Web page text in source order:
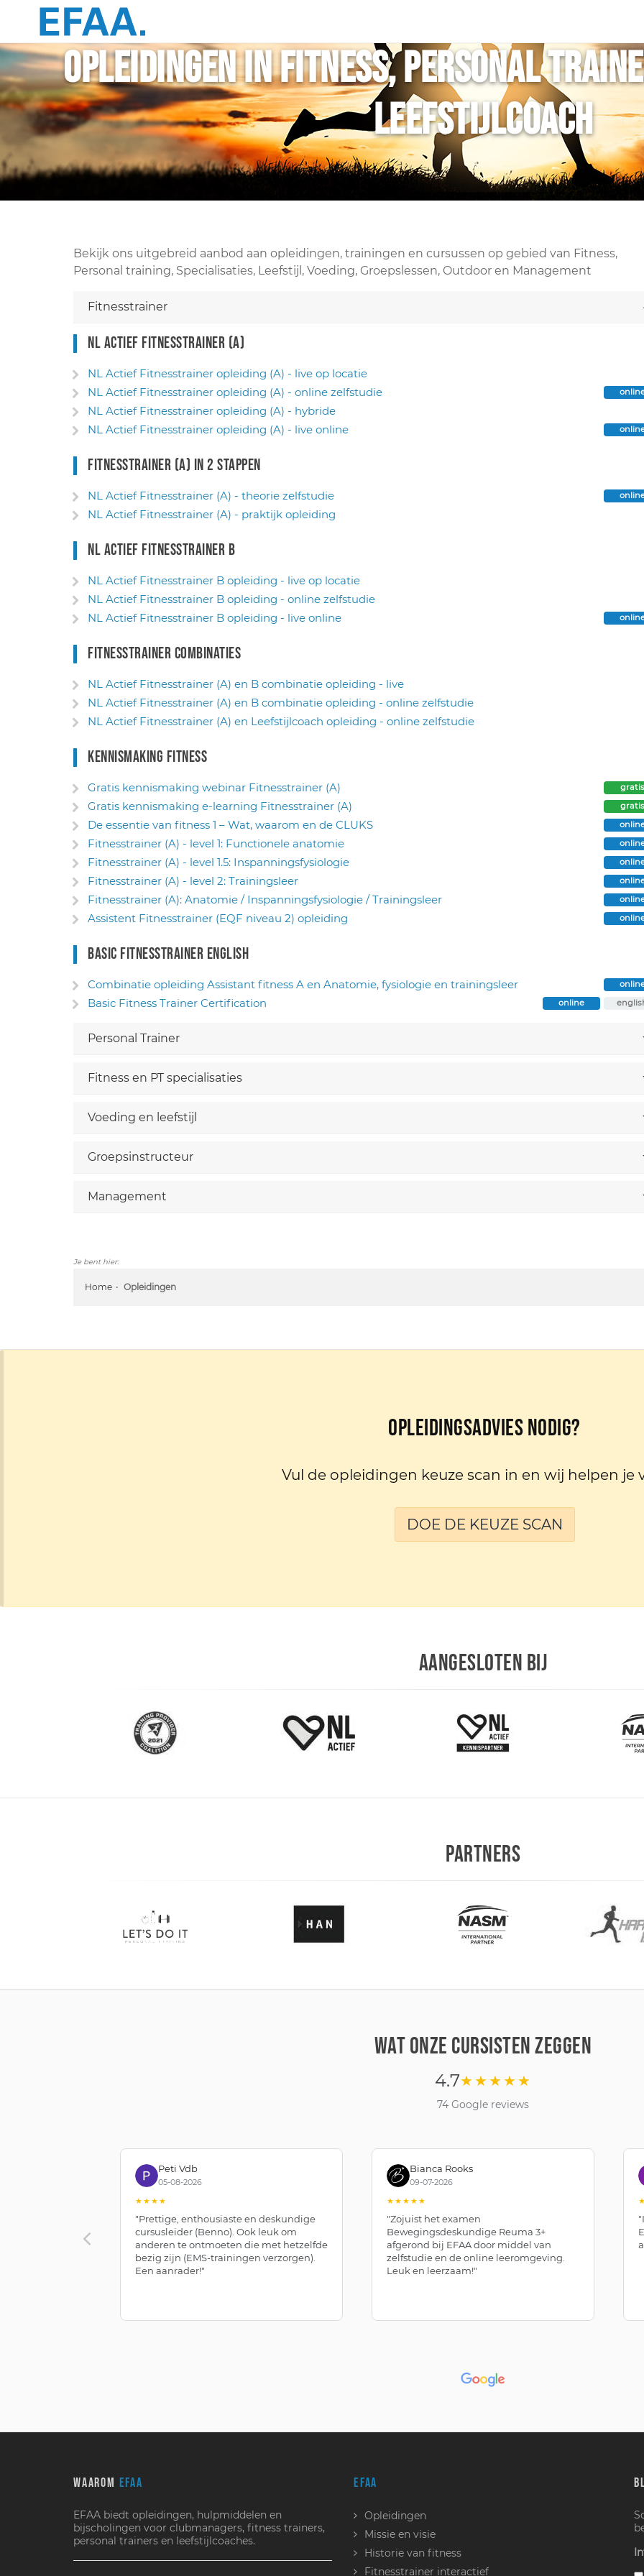
Opleidingen in Fitness, Personal
Leefstijlcoach
Bekijk ons uitgebreid aanbod aan opleidingen, trainingen en cursussen op gebied van Fitness,
Personal training, Specialisaties, Leefstijl, Voeding, Groepslessen, Outdoor en Management
Fitnesstrainer
NL Actief Fitnesstrainer (A)
NL Actief Fitnesstrainer opleiding (A) - live op locatie
NL Actief Fitnesstrainer opleiding (A) - online zelfstudie
NL Actief Fitnesstrainer opleiding (A) - hybride
NL Actief Fitnesstrainer opleiding (A) - live online
Fitnesstrainer (A) in 2 stappen
NL Actief Fitnesstrainer (A) - theorie zelfstudie
NL Actief Fitnesstrainer (A) - praktijk opleiding
NL Actief Fitnesstrainer B
NL Actief Fitnesstrainer B opleiding - live op locatie
NL Actief Fitnesstrainer B opleiding - online zelfstudie
NL Actief Fitnesstrainer B opleiding - live online
Fitnesstrainer combinaties
NL Actief Fitnesstrainer (A) en B combinatie opleiding - live
NL Actief Fitnesstrainer (A) en B combinatie opleiding - online zelfstudie
NL Actief Fitnesstrainer (A) en Leefstijlcoach opleiding - online zelfstudie
Kennismaking Fitness
gratis
Gratis kennismaking webinar Fitnesstrainer (A)
gratis
Gratis kennismaking e-learning Fitnesstrainer (A)
De essentie van fitness 1 – Wat, waarom en de CLUKS
Fitnesstrainer (A) - level 1: Functionele anatomie
Fitnesstrainer (A) - level 1.5: Inspanningsfysiologie
Fitnesstrainer (A) - level 2: Trainingsleer
Fitnesstrainer (A): Anatomie / Inspanningsfysiologie / Trainingsleer
Assistent Fitnesstrainer (EQF niveau 2) opleiding
Basic Fitnesstrainer English
Combinatie opleiding Assistant fitness A en Anatomie, fysiologie en trainingsleer
online
Basic Fitness Trainer Certification
Personal Trainer
Fitness en PT specialisaties
Voeding en leefstijl
Groepsinstructeur
Management
Je bent hier:
Home Opleidingen
Opleidingsadvies nodig?
Vul de opleidingen keuze scan in en wij helpen je
DOE DE KEUZE SCAN
AANGESLOTEN BIJ
PARTNERS
WAT ONZE CURSISTEN ZEGGEN
4.7★★★★★
74 Google reviews
Peti Vdb
05-08-2026
★★★★
"Prettige, enthousiaste en deskundige
cursusleider (Benno). Ook leuk om
anderen te ontmoeten die met hetzelfde
bezig zijn (EMS-trainingen verzorgen).
Een aanrader!"
Bianca Rooks
09-07-2026
★★★★★
"Zojuist het examen
Bewegingsdeskundige Reuma 3+
afgerond bij EFAA door middel van
zelfstudie en de online leeromgeving.
Leuk en leerzaam!"
WAAROM EFAA
EFAA biedt opleidingen, hulpmiddelen en
bijscholingen voor clubmanagers, fitness trainers,
personal trainers en leefstijlcoaches.
EFAA
Opleidingen
Missie en visie
Historie van fitness
Fitnesstrainer interactief